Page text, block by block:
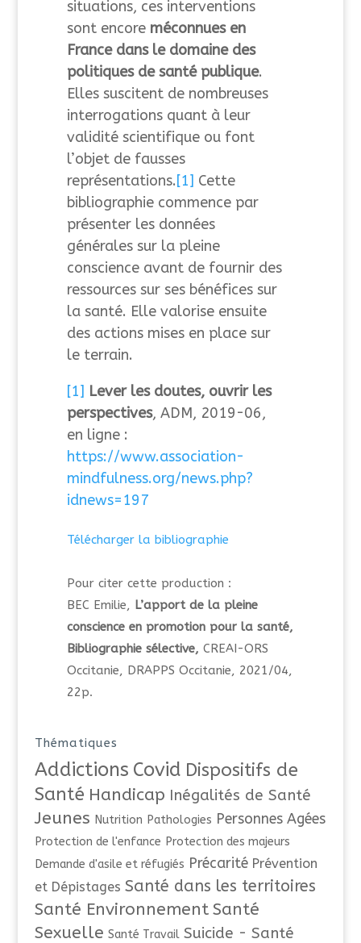
situations, ces interventions
sont encore méconnues en
France dans le domaine des
politiques de santé publique.
Elles suscitent de nombreuses
interrogations quant à leur
validité scientifique ou font
l’objet de fausses
représentations.[1] Cette
bibliographie commence par
présenter les données
générales sur la pleine
conscience avant de fournir des
ressources sur ses bénéfices sur
la santé. Elle valorise ensuite
des actions mises en place sur
le terrain.
[1] Lever les doutes, ouvrir les
perspectives, ADM, 2019-06,
en ligne :
https://www.association-
mindfulness.org/news.php?
idnews=197
Télécharger la bibliographie
Pour citer cette production :
BEC Emilie, L’apport de la pleine
conscience en promotion pour la santé,
Bibliographie sélective, CREAI-ORS
Occitanie, DRAPPS Occitanie, 2021/04,
22p.
Thématiques
Addictions Covid Dispositifs de
Santé Handicap Inégalités de Santé
Jeunes Nutrition Pathologies Personnes Agées
Protection de l'enfance Protection des majeurs
Demande d'asile et réfugiés Précarité Prévention
et Dépistages Santé dans les territoires
Santé Environnement Santé
Sexuelle Santé Travail Suicide - Santé